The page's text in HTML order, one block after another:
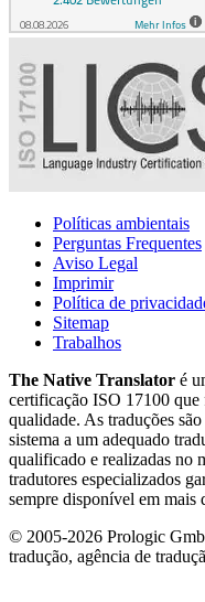
Políticas ambientais
Perguntas Frequentes
Aviso Legal
Imprimir
Política de
Sitemap
Trabalhos
The Native Translator é
certificação ISO 17100 que
qualidade. As traduções
sistema a um adequado
qualificado e realizadas no
tradutores especializados
sempre disponível em mais
© 2005-2026 Prologic
tradução, agência de